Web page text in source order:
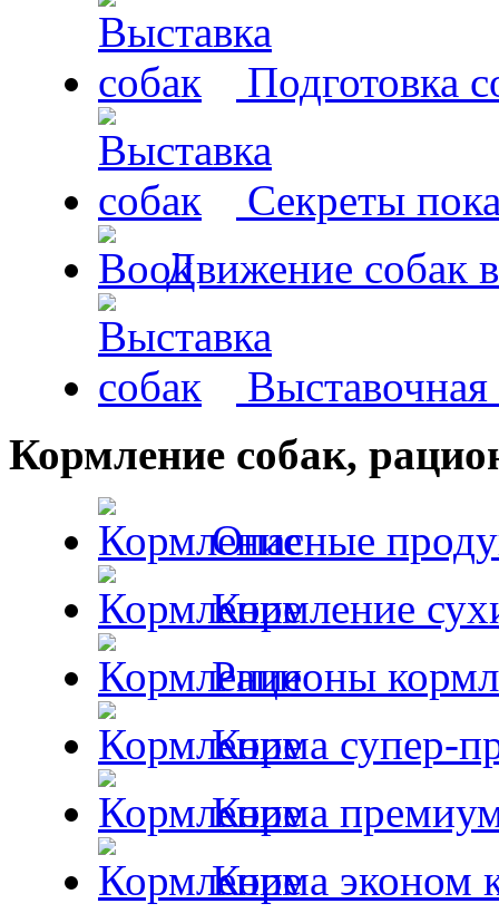
Подготовка
Секреты
Движение собак
Выставочная
Кормление собак,
Опасные
Кормление
Рационы
Корма супер-
Корма премиум
Корма эконом